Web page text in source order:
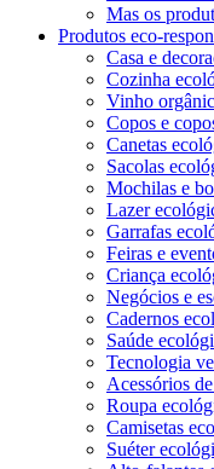
Mas os
Produtos eco-
Casa e
Cozinha
Vinho
Copos e
Canetas
Sacolas
Mochilas e
Lazer
Garrafas
Feiras e
Criança
Negócios e
Cadernos
Saúde
Tecnologia
Acessórios
Roupa
Camisetas
Suéter